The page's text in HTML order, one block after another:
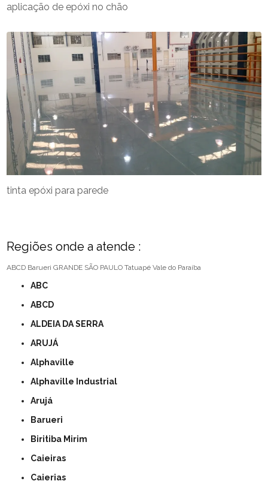
aplicação de epóxi no chão
tinta epóxi para parede
Regiões onde a atende :
ABCD Barueri GRANDE SÃO PAULO Tatuapé Vale do Paraíba
ABC
ABCD
ALDEIA DA SERRA
ARUJÁ
Alphaville
Alphaville Industrial
Arujá
Barueri
Biritiba Mirim
Caieiras
Caierias